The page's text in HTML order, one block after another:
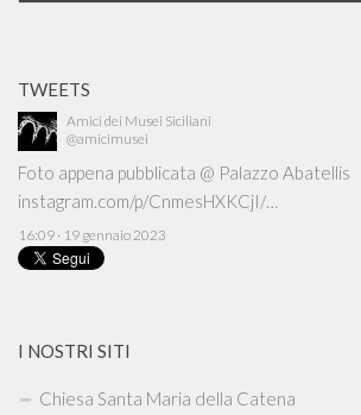
TWEETS
Amici dei Musei Siciliani
@amicimusei
Foto appena pubblicata @ Palazzo Abatellis
instagram.com/p/CnmesHXKCjI/…
16:09 · 19 gennaio 2023
I NOSTRI SITI
Chiesa Santa Maria della Catena